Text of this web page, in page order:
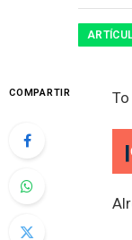
COMPARTIR